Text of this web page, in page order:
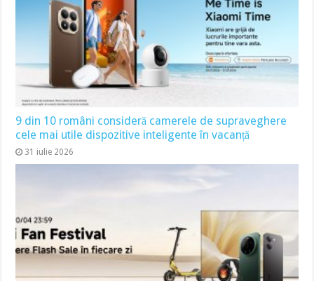
9 din 10 români consideră camerele de supraveghere
cele mai utile dispozitive inteligente în vacanță
31 iulie 2026